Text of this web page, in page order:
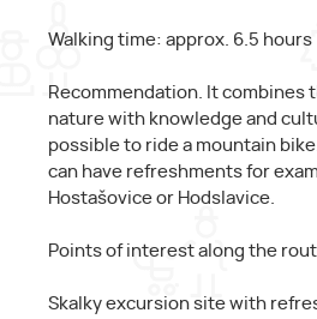
Walking time: approx. 6.5 hours
Recommendation. It combines
nature with knowledge and
possible to ride a mountain
can have refreshments for
Hostašovice or Hodslavice.
Points of interest along the
Skalky excursion site with